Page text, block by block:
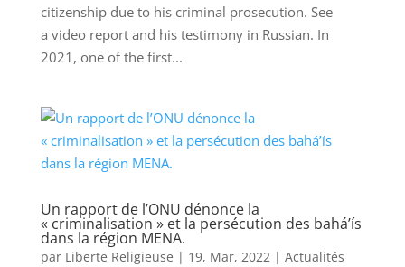
citizenship due to his criminal prosecution. See
a video report and his testimony in Russian. In
2021, one of the first...
Un rapport de l’ONU dénonce la
« criminalisation » et la persécution des bahá’ís
dans la région MENA.
par Liberte Religieuse | 19, Mar, 2022| Actualités